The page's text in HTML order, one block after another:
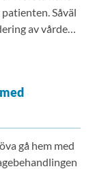
Såväl
av vården
gå hem med